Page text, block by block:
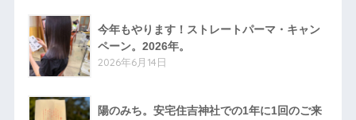
今年もやります！ストレートパーマ・キャン
ペーン。2026年。
2026年6月14日
陽のみち。安宅住吉神社での1年に1回のご来